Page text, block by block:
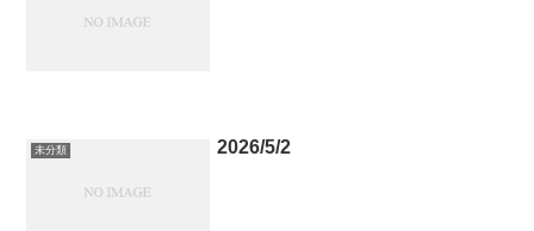
未分類 2026/5/2